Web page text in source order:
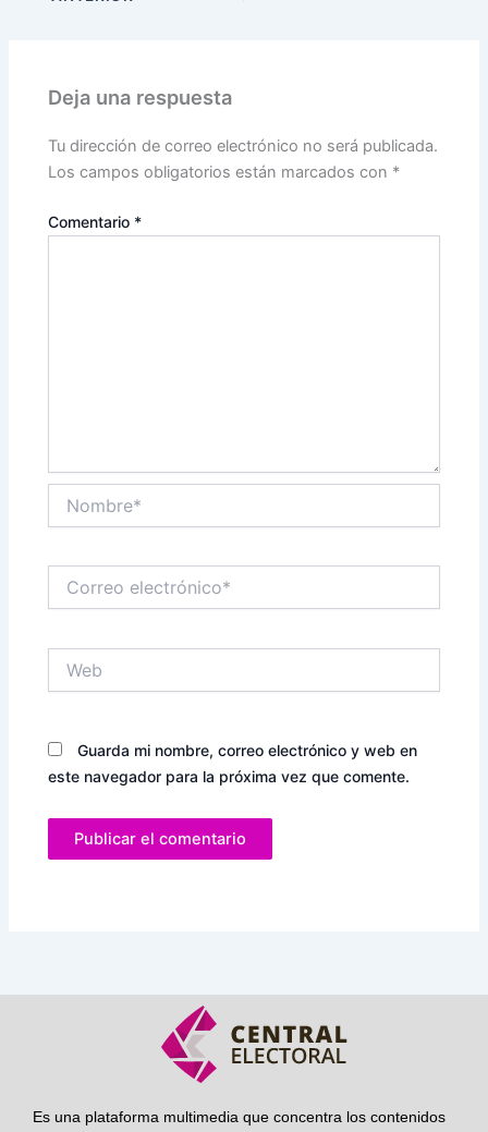
Deja una respuesta
Tu dirección de correo electrónico no será publicada.
Los campos obligatorios están marcados con *
Comentario *
electrónico*
Guarda mi nombre, correo electrónico y web en
este navegador para la próxima vez que comente.
Es una plataforma multimedia que concentra los contenidos